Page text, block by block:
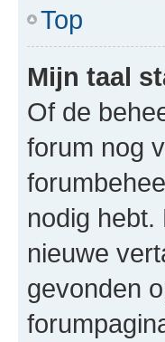
Top
Mijn taal
Of de
forum nog
nodig
nieuwe
gevonden